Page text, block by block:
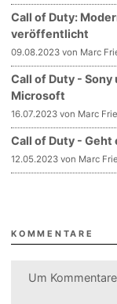
Call of Duty:
veröffentlicht
09.08.2023 von Marc
Call of Duty -
Microsoft
16.07.2023 von Marc
Call of Duty -
12.05.2023 von Marc
KOMMENTARE
Um